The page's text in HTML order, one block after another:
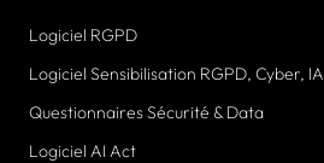
Logiciel RGPD
Logiciel Sensibilisation RGPD, Cyber, IA
Questionnaires Sécurité & Data
Logiciel AI Act